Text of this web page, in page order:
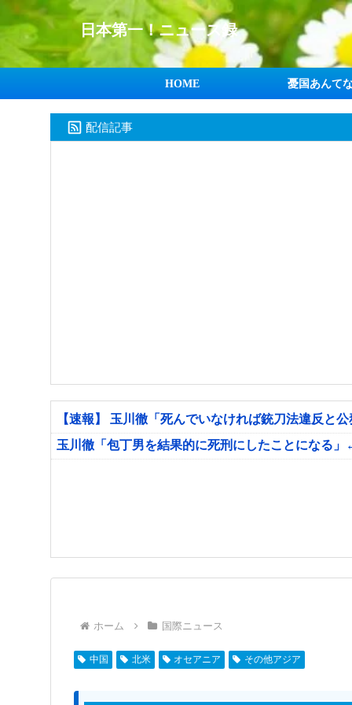
日本第一！ニュース録
HOME 憂国あんて
配信記事
【速報】 玉川徹「死んでいなければ銃刀法違反と
玉川徹「包丁男を結果的に死刑にしたことになる
ホーム 国際ニュース
中国 北米 オセアニア その他アジア